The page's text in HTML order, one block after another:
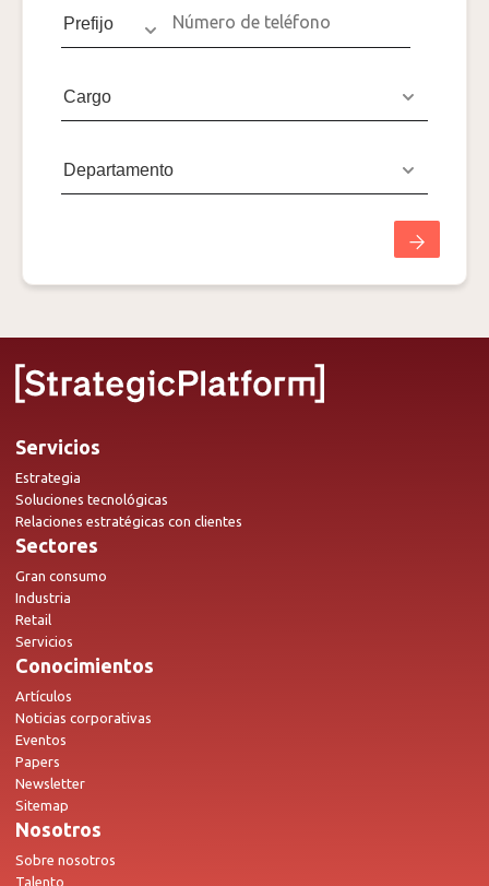
Servicios
Estrategia
Soluciones tecnológicas
Relaciones estratégicas con clientes
Sectores
Gran consumo
Industria
Retail
Servicios
Conocimientos
Artículos
Noticias corporativas
Eventos
Papers
Newsletter
Sitemap
Nosotros
Sobre nosotros
Talento